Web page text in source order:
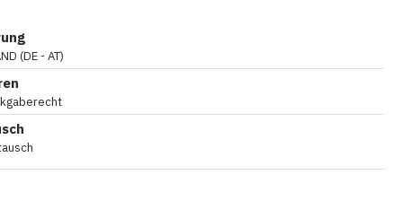
(DE - AT)